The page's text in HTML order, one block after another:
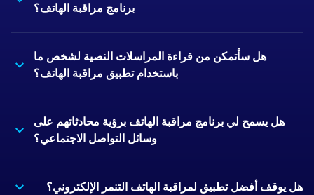
برنامج مراقبة الهاتف؟
هل سأتمكن من قراءة المراسلات النصية لشخص ما
باستخدام تطبيق مراقبة الهاتف؟
هل يسمح لي برنامج مراقبة الهاتف برؤية محادثاتهم على
وسائل التواصل الاجتماعي؟
هل يوقف أفضل تطبيق لمراقبة الهاتف التنمر الإلكتروني؟